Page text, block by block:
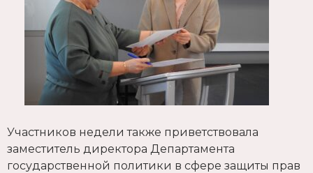
Участников недели также приветствовала
заместитель директора Департамента
государственной политики в сфере защиты прав